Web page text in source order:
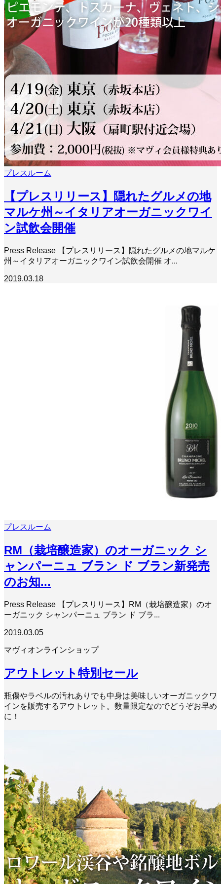
プレスルーム
【プレスリリース】隠れたグルメの地
マルケ州～イタリアオーガニックワイ
ン試飲会開催
Press Release 【プレスリリース】隠れたグルメの地マルケ
州～イタリアオーガニックワイン試飲会開催 オ...
2019.03.18
プレスルーム
RM（栽培醸造家）のオーガニック シ
ャンパーニュ ブラン ド ブラン新発売
のお知...
Press Release 【プレスリリース】RM（栽培醸造家）のオ
ーガニック シャンパーニュ ブラン ド ブラ...
2019.03.05
マヴィオンラインショップ
アウトレット特別セール
瓶傷やラベルの汚れありでも中身は美味しいオーガニックワ
インを販売するアウトレット。数量限定なのでどうぞお早め
に！